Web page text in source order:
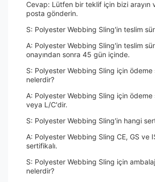
Cevap: Lütfen bir teklif için bizi arayın
posta gönderin.
S: Polyester Webbing Sling'in teslim
A: Polyester Webbing Sling'in teslim
onayından sonra 45 gün içinde.
S: Polyester Webbing Sling için ödeme
nelerdir?
A: Polyester Webbing Sling için ödeme
veya L/C'dir.
S: Polyester Webbing Sling'in hangi
A: Polyester Webbing Sling CE, GS ve
sertifikalı.
S: Polyester Webbing Sling için ambalaj
nelerdir?